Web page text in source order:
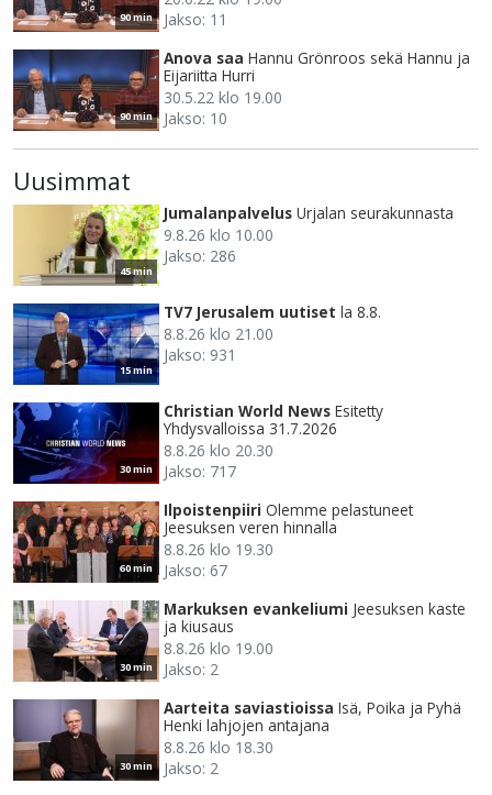
90 min
Jakso: 11
90 min
Anova saa Hannu Grönroos sekä Hannu ja
Eijariitta Hurri
30.5.22 klo 19.00
Jakso: 10
Uusimmat
45 min
Jumalanpalvelus Urjalan seurakunnasta
9.8.26 klo 10.00
Jakso: 286
15 min
TV7 Jerusalem uutiset la 8.8.
8.8.26 klo 21.00
Jakso: 931
30 min
Christian World News Esitetty
Yhdysvalloissa 31.7.2026
8.8.26 klo 20.30
Jakso: 717
60 min
Ilpoistenpiiri Olemme pelastuneet
Jeesuksen veren hinnalla
8.8.26 klo 19.30
Jakso: 67
30 min
Markuksen evankeliumi Jeesuksen kaste
ja kiusaus
8.8.26 klo 19.00
Jakso: 2
30 min
Aarteita saviastioissa Isä, Poika ja Pyhä
Henki lahjojen antajana
8.8.26 klo 18.30
Jakso: 2